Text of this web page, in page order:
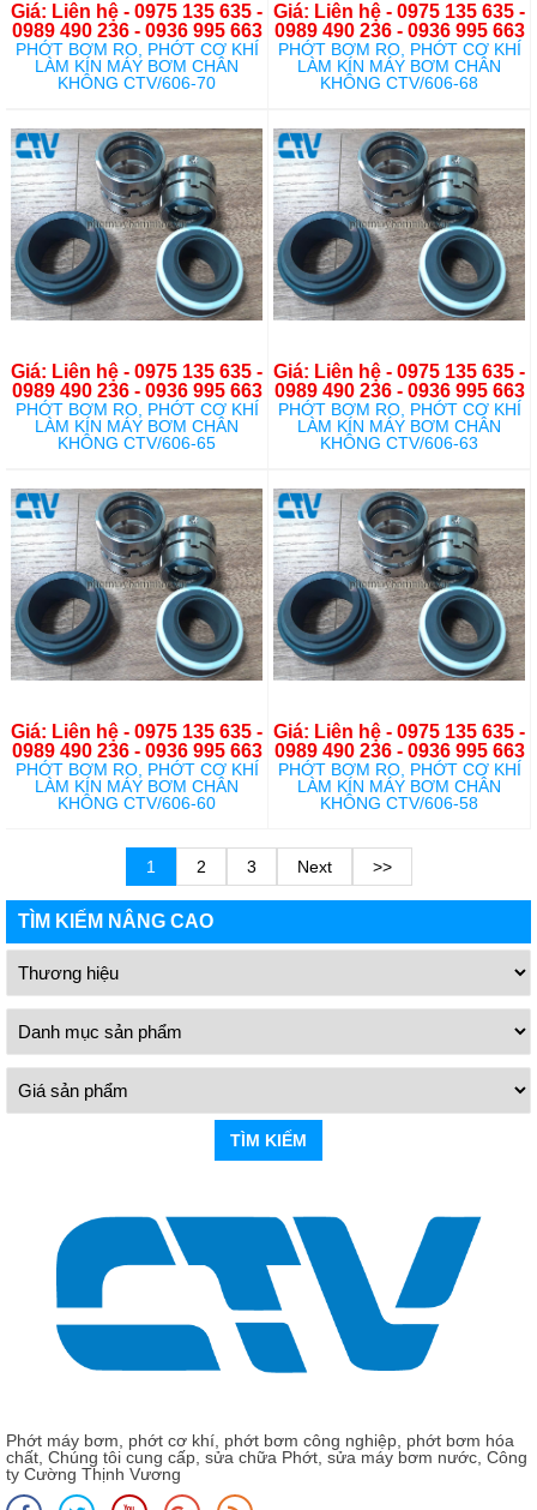
Giá: Liên hệ - 0975 135 635 -
0989 490 236 - 0936 995 663
PHỚT BƠM RO, PHỚT CƠ KHÍ
LÀM KÍN MÁY BƠM CHÂN
KHÔNG CTV/606-70
Giá: Liên hệ - 0975 135 635 -
0989 490 236 - 0936 995 663
PHỚT BƠM RO, PHỚT CƠ KHÍ
LÀM KÍN MÁY BƠM CHÂN
KHÔNG CTV/606-68
Giá: Liên hệ - 0975 135 635 -
0989 490 236 - 0936 995 663
PHỚT BƠM RO, PHỚT CƠ KHÍ
LÀM KÍN MÁY BƠM CHÂN
KHÔNG CTV/606-65
Giá: Liên hệ - 0975 135 635 -
0989 490 236 - 0936 995 663
PHỚT BƠM RO, PHỚT CƠ KHÍ
LÀM KÍN MÁY BƠM CHÂN
KHÔNG CTV/606-63
Giá: Liên hệ - 0975 135 635 -
0989 490 236 - 0936 995 663
PHỚT BƠM RO, PHỚT CƠ KHÍ
LÀM KÍN MÁY BƠM CHÂN
KHÔNG CTV/606-60
Giá: Liên hệ - 0975 135 635 -
0989 490 236 - 0936 995 663
PHỚT BƠM RO, PHỚT CƠ KHÍ
LÀM KÍN MÁY BƠM CHÂN
KHÔNG CTV/606-58
1 2 3 Next >>
TÌM KIẾM NÂNG CAO
TÌM KIẾM
Phớt máy bơm, phớt cơ khí, phớt bơm công nghiệp, phớt bơm hóa
chất, Chúng tôi cung cấp, sửa chữa Phớt, sửa máy bơm nước, Công
ty Cường Thịnh Vương